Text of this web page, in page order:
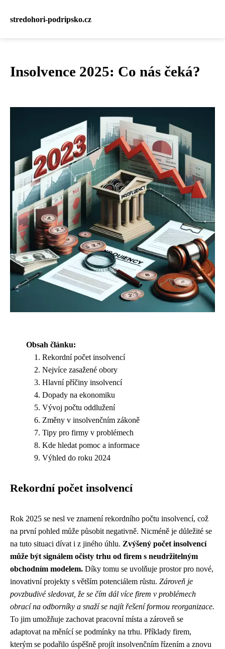
stredohori-podripsko.cz
Insolvence 2025: Co nás čeká?
Obsah článku:
Rekordní počet insolvencí
Nejvíce zasažené obory
Hlavní příčiny insolvencí
Dopady na ekonomiku
Vývoj počtu oddlužení
Změny v insolvenčním zákoně
Tipy pro firmy v problémech
Kde hledat pomoc a informace
Výhled do roku 2024
Rekordní počet insolvencí
Rok 2025 se nesl ve znamení rekordního počtu insolvencí, což
na první pohled může působit negativně. Nicméně je důležité se
na tuto situaci dívat i z jiného úhlu. Zvýšený počet insolvencí
může být signálem očisty trhu od firem s neudržitelným
obchodním modelem. Díky tomu se uvolňuje prostor pro nové,
inovativní projekty s větším potenciálem růstu. Zároveň je
povzbudivé sledovat, že se čím dál více firem v problémech
obrací na odborníky a snaží se najít řešení formou reorganizace.
To jim umožňuje zachovat pracovní místa a zároveň se
adaptovat na měnící se podmínky na trhu. Příklady firem,
kterým se podařilo úspěšně projít insolvenčním řízením a znovu